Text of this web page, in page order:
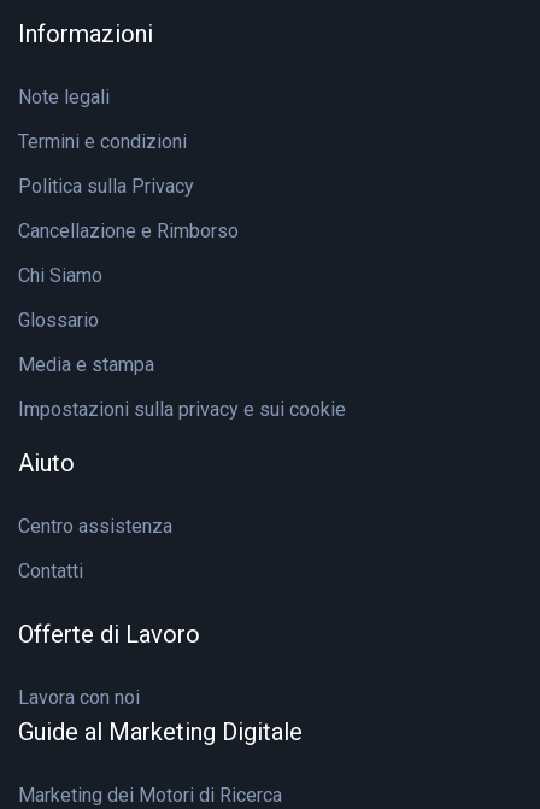
Informazioni
Note legali
Termini e condizioni
Politica sulla Privacy
Cancellazione e Rimborso
Chi Siamo
Glossario
Media e stampa
Impostazioni sulla privacy e sui cookie
Aiuto
Centro assistenza
Contatti
Offerte di Lavoro
Lavora con noi
Guide al Marketing Digitale
Marketing dei Motori di Ricerca